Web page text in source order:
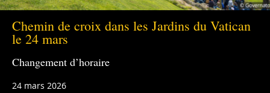
Chemin de croix dans les Jardins du Vatican
le 24 mars
Changement d’horaire
24 mars 2026